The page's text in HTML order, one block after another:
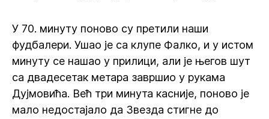
У 70. минуту поново су претили наши
фудбалери. Ушао је са клупе Фалко, и у истом
минуту се нашао у прилици, али је његов шут
са двадесетак метара завршио у рукама
Дујмовића. Већ три минута касније, поново је
мало недостајало да Звезда стигне до